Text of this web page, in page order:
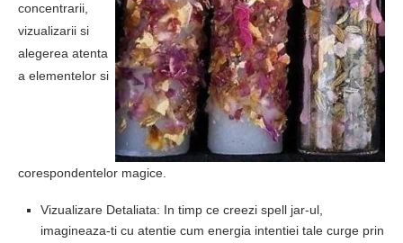
concentrarii,
vizualizarii si
alegerea atenta
a elementelor si
corespondentelor magice.
Vizualizare Detaliata: In timp ce creezi spell jar-ul,
imagineaza-ti cu atentie cum energia intentiei tale curge prin